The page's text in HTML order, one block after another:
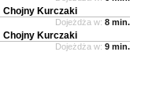
Chojny Kurczaki
Dojeżdża w: 8 min.
Chojny Kurczaki
Dojeżdża w: 9 min.